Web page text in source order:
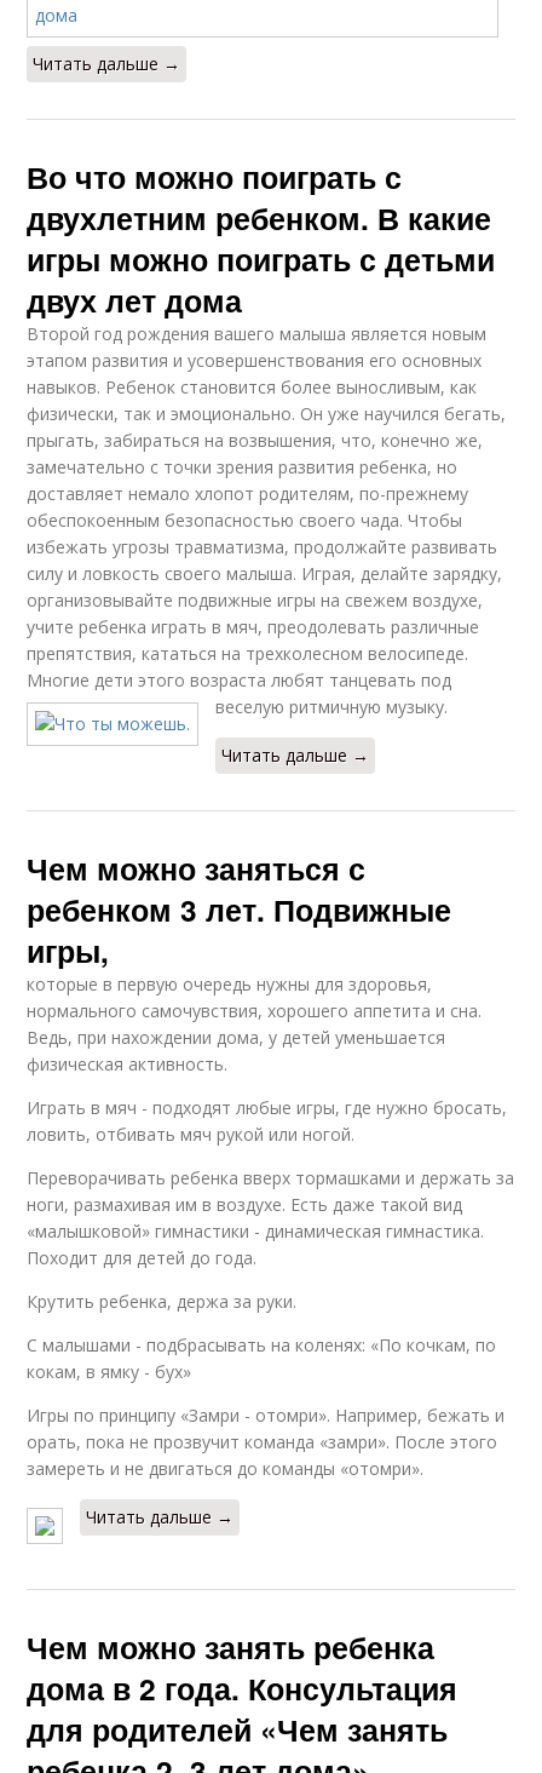
Читать дальше →
Во что можно поиграть с
двухлетним ребенком. В какие
игры можно поиграть с детьми
двух лет дома
Второй год рождения вашего малыша является новым
этапом развития и усовершенствования его основных
навыков. Ребенок становится более выносливым, как
физически, так и эмоционально. Он уже научился бегать,
прыгать, забираться на возвышения, что, конечно же,
замечательно с точки зрения развития ребенка, но
доставляет немало хлопот родителям, по-прежнему
обеспокоенным безопасностью своего чада. Чтобы
избежать угрозы травматизма, продолжайте развивать
силу и ловкость своего малыша. Играя, делайте зарядку,
организовывайте подвижные игры на свежем воздухе,
учите ребенка играть в мяч, преодолевать различные
препятствия, кататься на трехколесном велосипеде.
Многие дети этого возраста любят танцевать под
веселую ритмичную музыку.
Читать дальше →
Чем можно заняться с
ребенком 3 лет. Подвижные
игры,
которые в первую очередь нужны для здоровья,
нормального самочувствия, хорошего аппетита и сна.
Ведь, при нахождении дома, у детей уменьшается
физическая активность.
Играть в мяч - подходят любые игры, где нужно бросать,
ловить, отбивать мяч рукой или ногой.
Переворачивать ребенка вверх тормашками и держать за
ноги, размахивая им в воздухе. Есть даже такой вид
«малышковой» гимнастики - динамическая гимнастика.
Походит для детей до года.
Крутить ребенка, держа за руки.
С малышами - подбрасывать на коленях: «По кочкам, по
кокам, в ямку - бух»
Игры по принципу «Замри - отомри». Например, бежать и
орать, пока не прозвучит команда «замри». После этого
замереть и не двигаться до команды «отомри».
Читать дальше →
Чем можно занять ребенка
дома в 2 года. Консультация
для родителей «Чем занять